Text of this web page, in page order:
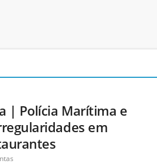
| Polícia Marítima e
em